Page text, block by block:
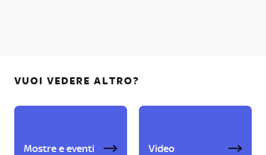
VUOI VEDERE ALTRO?
Mostre e eventi Video